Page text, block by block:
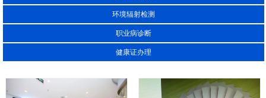
环境辐射检测
职业病诊断
健康证办理